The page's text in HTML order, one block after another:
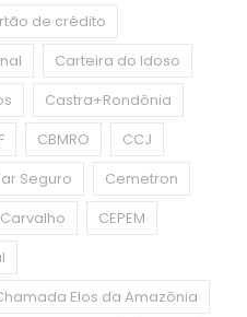
de crédito
Carteira do Idoso
Castra+Rondônia
CBMRO
CCJ
Seguro
Cemetron
CEPEM
Elos da Amazônia